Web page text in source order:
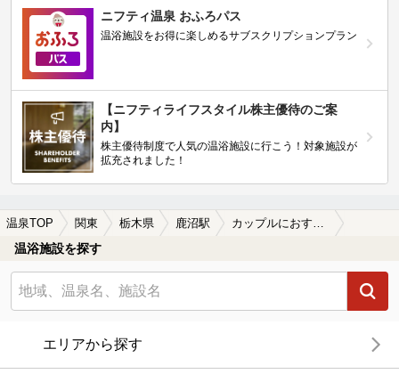
ニフティ温泉 おふろパス
温浴施設をお得に楽しめるサブスクリプションプラン
【ニフティライフスタイル株主優待のご案
内】
株主優待制度で人気の温浴施設に行こう！対象施設が
拡充されました！
温泉TOP 関東 栃木県 鹿沼駅 カップルにおすすめの鹿沼駅近くの温泉、日帰り温泉、スーパー銭湯おすすめ
温浴施設を探す
エリアから探す